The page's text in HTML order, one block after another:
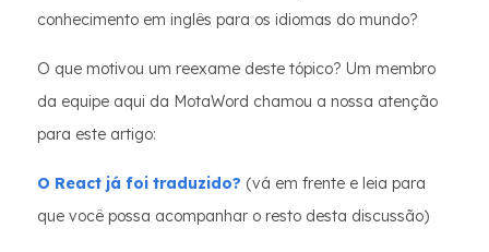
conhecimento em inglês para os idiomas do mundo?
O que motivou um reexame deste tópico? Um membro
da equipe aqui da MotaWord chamou a nossa atenção
para este artigo:
O React já foi traduzido? (vá em frente e leia para
que você possa acompanhar o resto desta discussão)